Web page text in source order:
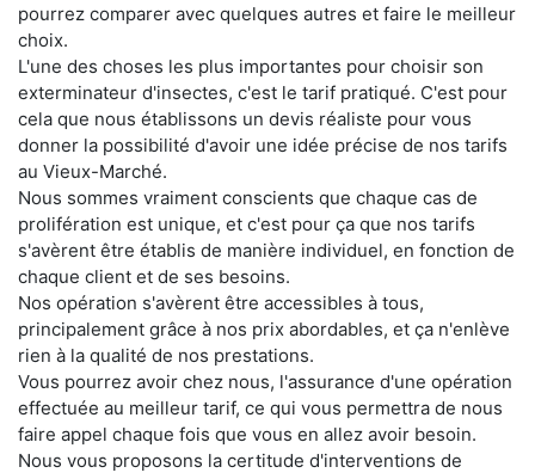
pourrez comparer avec quelques autres et faire le meilleur
choix.
L'une des choses les plus importantes pour choisir son
exterminateur d'insectes, c'est le tarif pratiqué. C'est pour
cela que nous établissons un devis réaliste pour vous
donner la possibilité d'avoir une idée précise de nos tarifs
au Vieux-Marché.
Nous sommes vraiment conscients que chaque cas de
prolifération est unique, et c'est pour ça que nos tarifs
s'avèrent être établis de manière individuel, en fonction de
chaque client et de ses besoins.
Nos opération s'avèrent être accessibles à tous,
principalement grâce à nos prix abordables, et ça n'enlève
rien à la qualité de nos prestations.
Vous pourrez avoir chez nous, l'assurance d'une opération
effectuée au meilleur tarif, ce qui vous permettra de nous
faire appel chaque fois que vous en allez avoir besoin.
Nous vous proposons la certitude d'interventions de